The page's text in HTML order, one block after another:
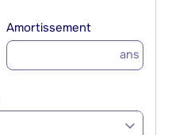
Amortissement
ans